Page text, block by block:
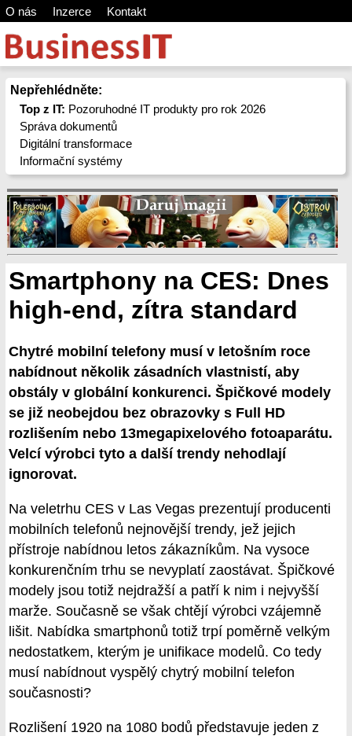
O nás Inzerce Kontakt
Nepřehlédněte:
Top z IT: Pozoruhodné IT produkty pro rok 2026
Správa dokumentů
Digitální transformace
Informační systémy
Smartphony na CES: Dnes
high-end, zítra standard
Chytré mobilní telefony musí v letošním roce
nabídnout několik zásadních vlastnistí, aby
obstály v globální konkurenci. Špičkové modely
se již neobejdou bez obrazovky s Full HD
rozlišením nebo 13megapixelového fotoaparátu.
Velcí výrobci tyto a další trendy nehodlají
ignorovat.
Na veletrhu CES v Las Vegas prezentují producenti
mobilních telefonů nejnovější trendy, jež jejich
přístroje nabídnou letos zákazníkům. Na vysoce
konkurenčním trhu se nevyplatí zaostávat. Špičkové
modely jsou totiž nejdražší a patří k nim i nejvyšší
marže. Současně se však chtějí výrobci vzájemně
lišit. Nabídka smartphonů totiž trpí poměrně velkým
nedostatkem, kterým je unifikace modelů. Co tedy
musí nabídnout vyspělý chytrý mobilní telefon
současnosti?
Rozlišení 1920 na 1080 bodů představuje jeden z